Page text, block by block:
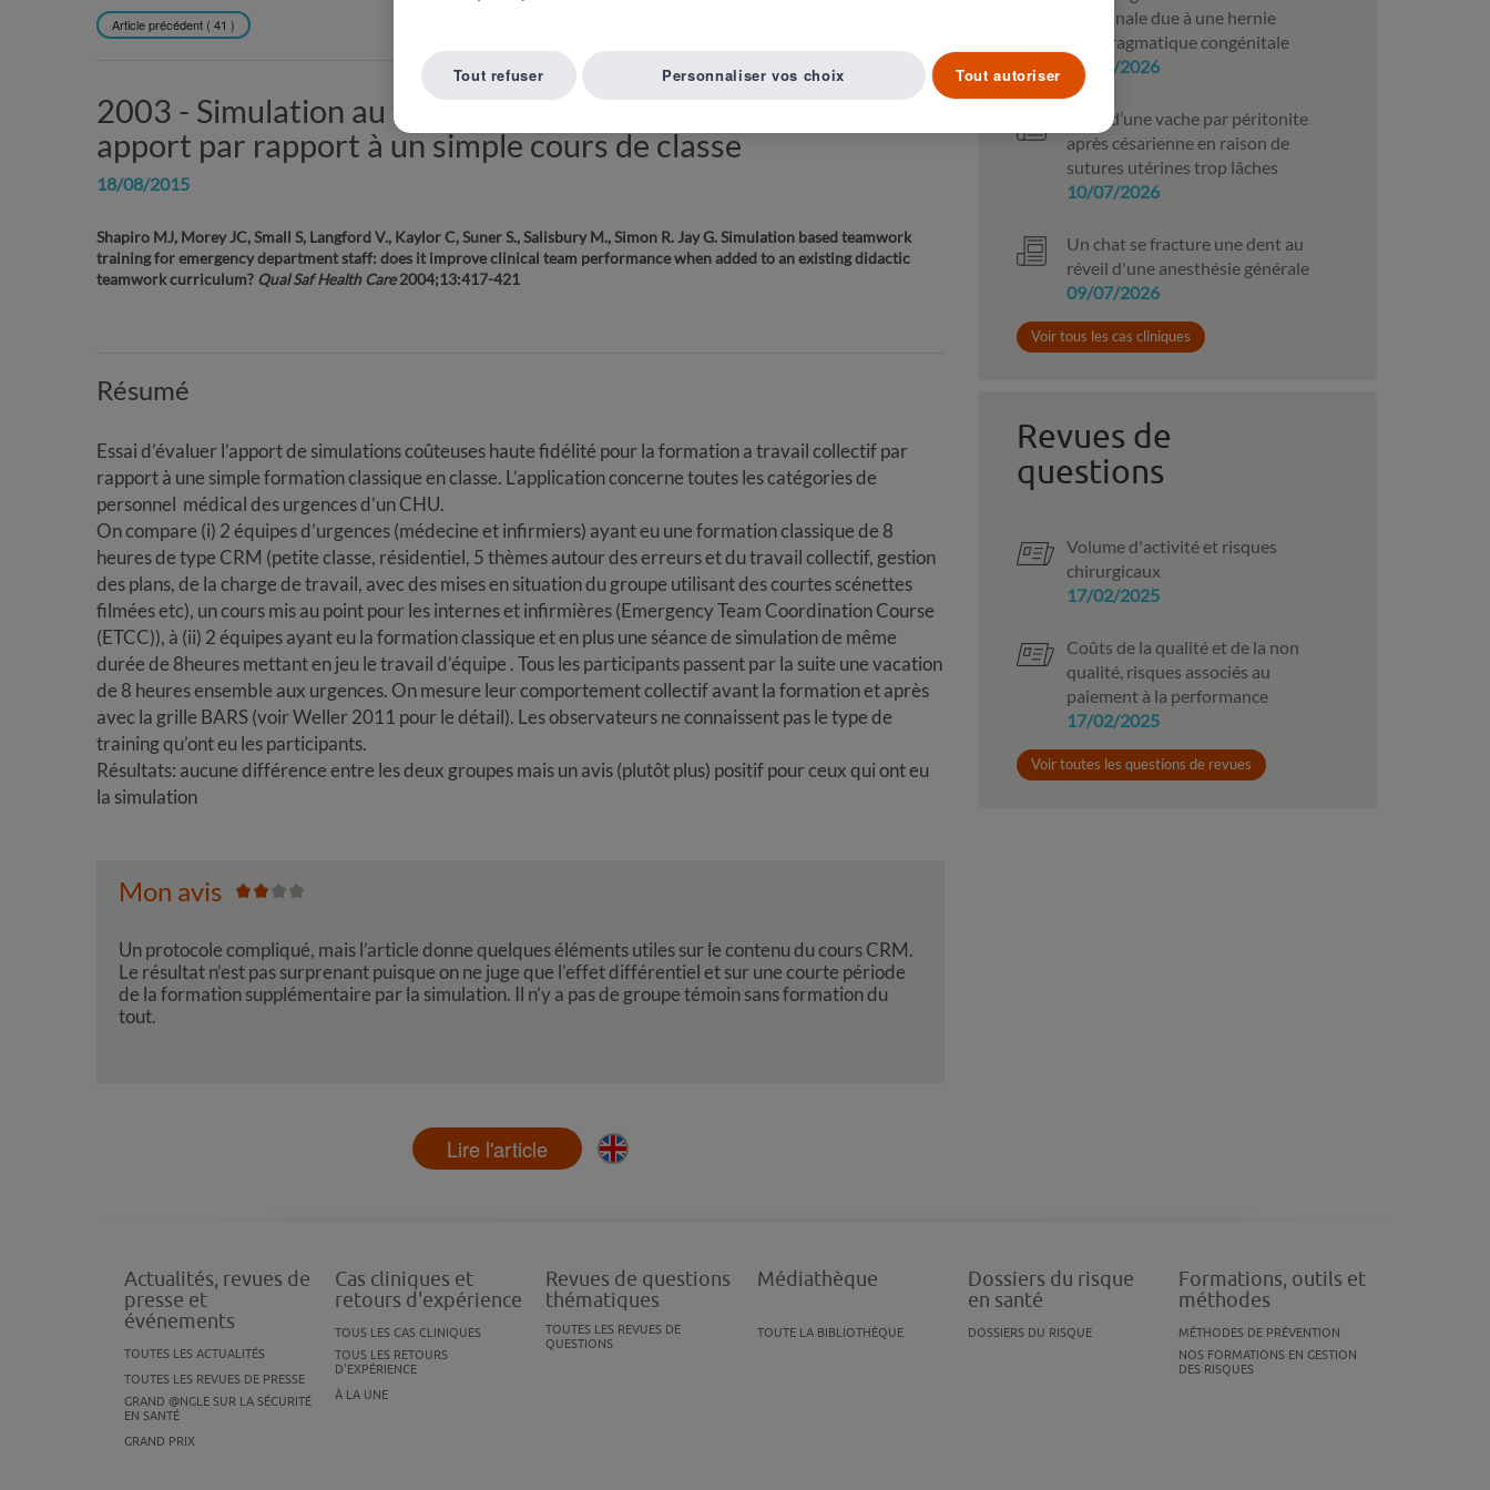
Article précédent ( 41 )
2003 - Simulation au travail en équipe en réanimation : quel
apport par rapport à un simple cours de classe
18/08/2015
Shapiro MJ, Morey JC, Small S, Langford V., Kaylor C, Suner S., Salisbury M., Simon R. Jay G. Simulation based teamwork
training for emergency department staff: does it improve clinical team performance when added to an existing didactic
teamwork curriculum? Qual Saf Health Care2004;13:417-421
Résumé
Essai d’évaluer l’apport de simulations coûteuses haute fidélité pour la formation a travail collectif par
rapport à une simple formation classique en classe. L’application concerne toutes les catégories de
personnel médical des urgences d’un CHU.
On compare (i) 2 équipes d’urgences (médecine et infirmiers) ayant eu une formation classique de 8
heures de type CRM (petite classe, résidentiel, 5 thèmes autour des erreurs et du travail collectif, gestion
des plans, de la charge de travail, avec des mises en situation du groupe utilisant des courtes scénettes
filmées etc), un cours mis au point pour les internes et infirmières (Emergency Team Coordination Course
(ETCC)), à (ii) 2 équipes ayant eu la formation classique et en plus une séance de simulation de même
durée de 8heures mettant en jeu le travail d’équipe . Tous les participants passent par la suite une vacation
de 8 heures ensemble aux urgences. On mesure leur comportement collectif avant la formation et après
avec la grille BARS (voir Weller 2011 pour le détail). Les observateurs ne connaissent pas le type de
training qu’ont eu les participants.
Résultats: aucune différence entre les deux groupes mais un avis (plutôt plus) positif pour ceux qui ont eu
la simulation
Mon avis
Un protocole compliqué, mais l’article donne quelques éléments utiles sur le contenu du cours CRM.
Le résultat n’est pas surprenant puisque on ne juge que l’effet différentiel et sur une courte période
de la formation supplémentaire par la simulation. Il n’y a pas de groupe témoin sans formation du
tout.
Lire l'article
intestinale due à une hernie
diaphragmatique congénitale
10/07/2026
Mort d’une vache par péritonite
après césarienne en raison de
sutures utérines trop lâches
10/07/2026
Un chat se fracture une dent au
réveil d'une anesthésie générale
09/07/2026
Voir tous les cas cliniques
Revues de
questions
Volume d'activité et risques
chirurgicaux
17/02/2025
Coûts de la qualité et de la non
qualité, risques associés au
paiement à la performance
17/02/2025
Voir toutes les questions de revues
Actualités, revues de
presse et
événements
TOUTES LES ACTUALITÉS
TOUTES LES REVUES DE PRESSE
GRAND @NGLE SUR LA SÉCURITÉ
EN SANTÉ
GRAND PRIX
Cas cliniques et
retours d'expérience
TOUS LES CAS CLINIQUES
TOUS LES RETOURS
D'EXPÉRIENCE
À LA UNE
Revues de questions
thématiques
TOUTES LES REVUES DE
QUESTIONS
Médiathèque
TOUTE LA BIBLIOTHÈQUE
Dossiers du risque
en santé
DOSSIERS DU RISQUE
Formations, outils et
méthodes
MÉTHODES DE PRÉVENTION
NOS FORMATIONS EN GESTION
DES RISQUES
Tout refuser Tout autoriser
Personnaliser vos choix